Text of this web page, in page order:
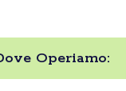
Operiamo: